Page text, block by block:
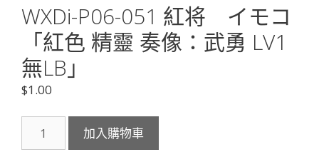
WXDi-P06-051 紅将 イモコ
「紅色 精靈 奏像：武勇 LV1
無LB」
$1.00
P06-
加入購物車